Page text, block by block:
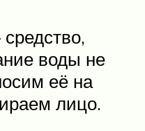
воды не
её на
лицо.